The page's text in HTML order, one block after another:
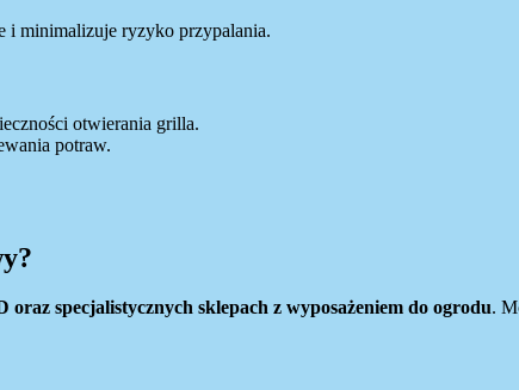
i minimalizuje ryzyko przypalania.
otwierania grilla.
potraw.
specjalistycznych sklepach z wyposażeniem do ogrodu.